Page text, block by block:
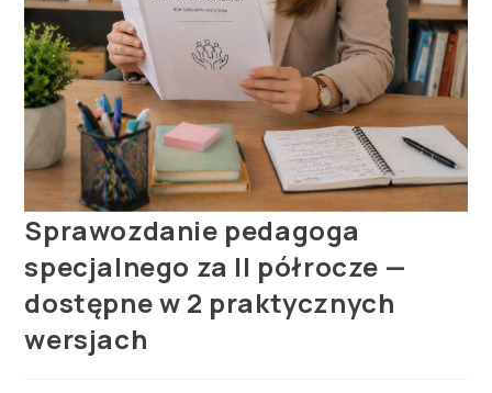
Sprawozdanie pedagoga
specjalnego za II półrocze —
dostępne w 2 praktycznych
wersjach